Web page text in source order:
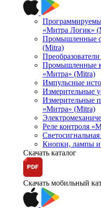
«Митра Логик»
Промышленные
(Mitra)
Промышленные
«Митра» (Mitra)
Импульсные
Измерительные
Измерительные
«Митра» (Mitra)
Реле контроля
Кнопки, лампы и
Скачать каталог
Скачать мобильный